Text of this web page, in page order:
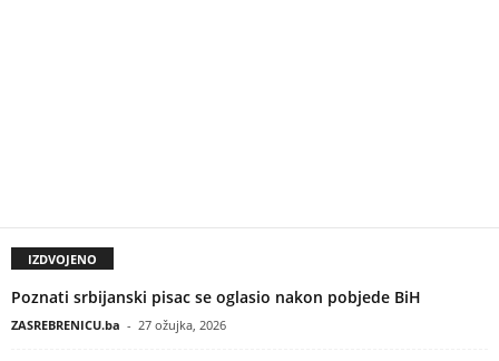
IZDVOJENO
Poznati srbijanski pisac se oglasio nakon pobjede BiH
ZASREBRENICU.ba - 27 ožujka, 2026